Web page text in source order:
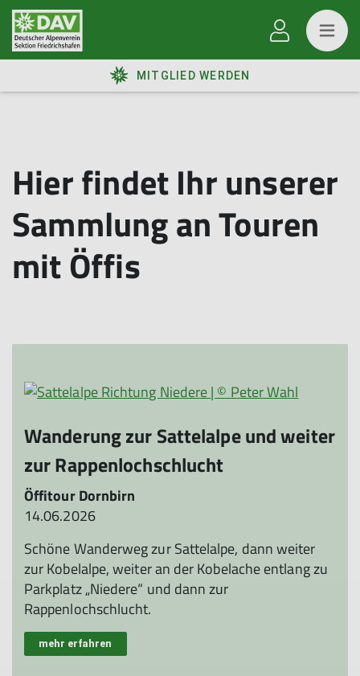
MITGLIED WERDEN
Hier findet Ihr unserer
Sammlung an Touren
mit Öffis
Wanderung zur Sattelalpe und weiter
zur Rappenlochschlucht
Öffitour Dornbirn
14.06.2026
Schöne Wanderweg zur Sattelalpe, dann weiter
zur Kobelalpe, weiter an der Kobelache entlang zu
Parkplatz „Niedere“ und dann zur
Rappenlochschlucht.
mehr erfahren